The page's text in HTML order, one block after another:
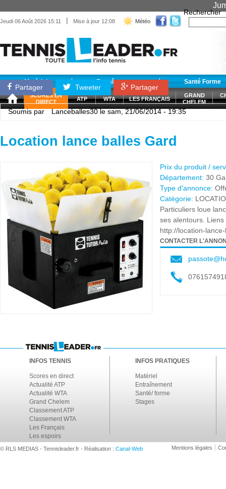
Jeudi 06 Août 2026 15:11 | Mise à jour 12:08 Météo
Rechercher
Matériel Entraînement Santé Forme
SCORES EN
DIRECT
ATP WTA LES FRANÇAIS
GRAND
CHELEM
Partager Tweeter Partager
Soumis par Lanceballes30le sam, 21/06/2014 - 19:35
Location lance balles Gard
Prix du produit /
Département: 30
Type d'annonce:
Catégorie:
Particuliers loue
ses alentours.
http://location-
CONTACTER
INFOS TENNIS
Scores en direct
Actualité ATP
Actualité WTA
Grand Chelem
Classement ATP
Classement WTA
Les Français
Les espoirs
INFOS PRATIQUES
Matériel
Entraînement
Santé/ forme
Stages
© RLS MEDIAS - Tennisleader.fr - Réalisation : Canal-Web Mentions légales